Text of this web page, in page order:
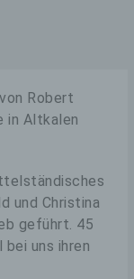
Robert
in Altkalen
und Christina
geführt. 45
uns ihren